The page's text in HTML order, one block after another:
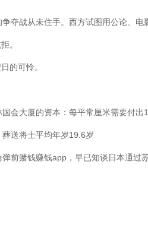
夺战从未住手。西方试图用公论、
。
的可怜。
会大厦的资本：每平常厘米需要付出
送将士平均年岁19.6岁
前赌钱赚钱app，早已知谈日本通过